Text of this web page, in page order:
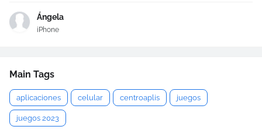
Ángela
iPhone
Main Tags
aplicaciones celular centroaplis juegos
juegos 2023